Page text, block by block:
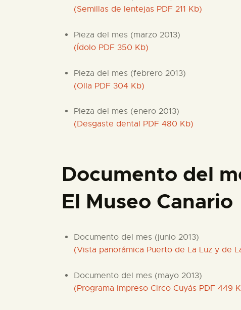
(Semillas de lentejas PDF 211 Kb)
Pieza del mes (marzo 2013)
(Ídolo PDF 350 Kb)
Pieza del mes (febrero 2013)
(Olla PDF 304 Kb)
Pieza del mes (enero 2013)
(Desgaste dental PDF 480 Kb)
Documento del
El Museo Canario
Documento del mes (junio 2013)
(Vista panorámica Puerto de La Luz y de
Documento del mes (mayo 2013)
(Programa impreso Circo Cuyás PDF 449